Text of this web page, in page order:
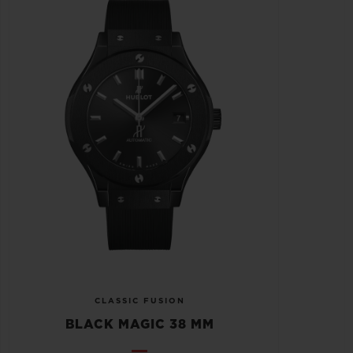
CLASSIC FUSION
BLACK MAGIC 38 MM